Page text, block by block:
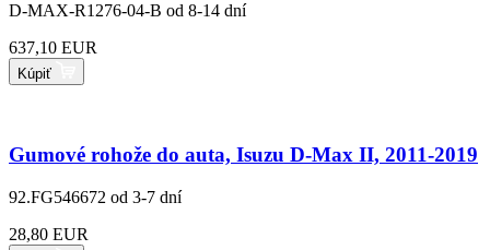
D-MAX-R1276-04-B od 8-14 dní
637,10 EUR
Kúpiť
Gumové rohože do auta, Isuzu D-Max II, 2011-2019
92.FG546672 od 3-7 dní
28,80 EUR